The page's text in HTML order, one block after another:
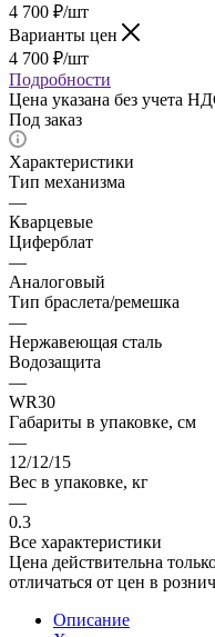
4 700 ₽/шт
Варианты цен
4 700 ₽/шт
Подробности
Цена указана без учета
Под заказ
Характеристики
Тип механизма
—
Кварцевые
Циферблат
—
Аналоговый
Тип браслета/ремешка
—
Нержавеющая сталь
Водозащита
—
WR30
Габариты в упаковке, см
—
12/12/15
Вес в упаковке, кг
—
0.3
Все характеристики
Цена действительна
отличаться от цен в
Описание